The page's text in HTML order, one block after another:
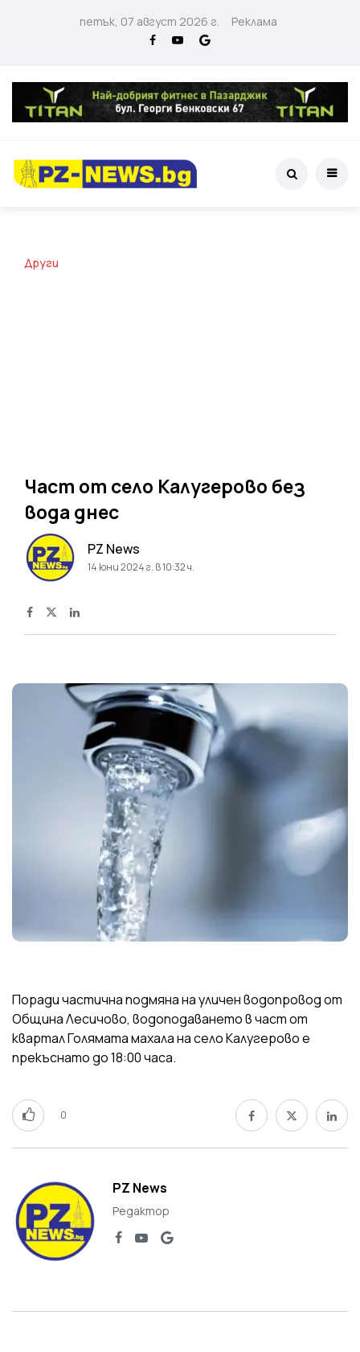
петък, 07 август 2026 г. Реклама
Други
Част от село Калугерово без
вода днес
PZ News
14 юни 2024 г. в 10:32 ч.
Поради частична подмяна на уличен водопровод от
Община Лесичово, водоподаването в част от
квартал Голямата махала на село Калугерово е
прекъснато до 18:00 часа.
0
PZ News
Редактор